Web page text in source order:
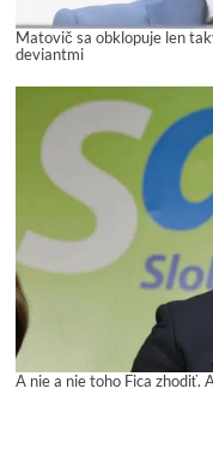
Matovič sa obklopuje len
deviantmi
A nie a nie toho Fica zhodiť.